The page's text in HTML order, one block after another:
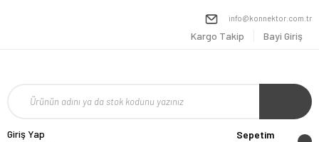
info@konnektor.com.tr
Kargo Takip Bayi Giriş
Giriş Yap Sepetim